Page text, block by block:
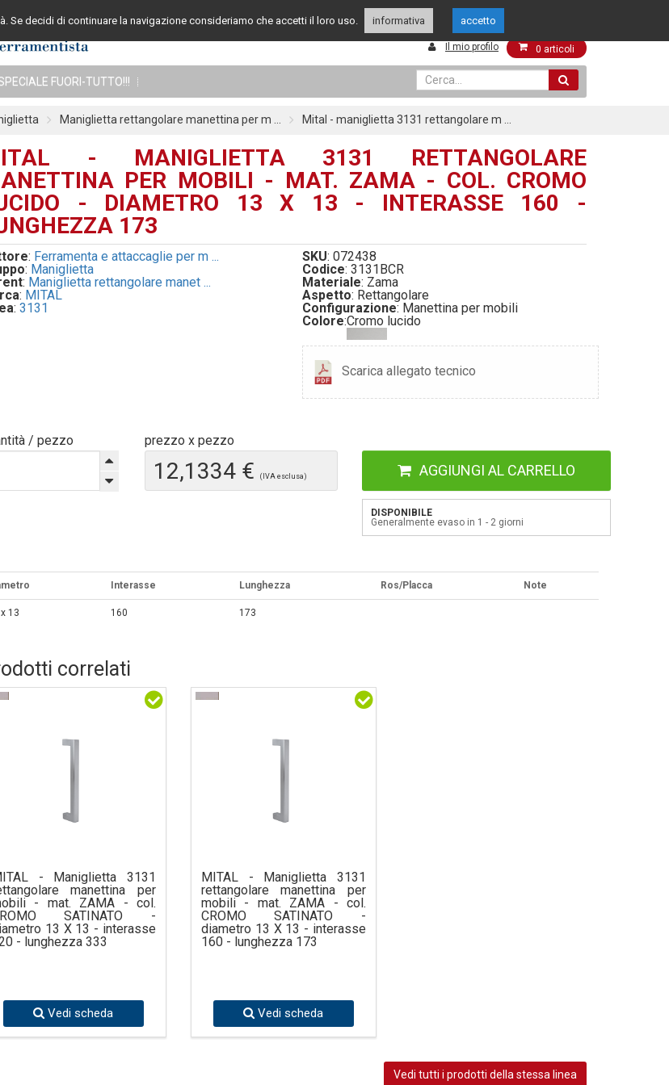
Assistenza clienti 049 8015108
349 4262144
FUORI-TUTTO!!!
Il mio profilo 0 articoli
Maniglietta rettangolare manettina per m ... Mital - maniglietta 3131 rettangolare m ...
- MANIGLIETTA 3131 RETTANGOLARE
PER MOBILI - MAT. ZAMA - COL. CROMO
- DIAMETRO 13 X 13 - INTERASSE 160 -
173
: Ferramenta e attaccaglie per m ...
: Maniglietta
: Maniglietta rettangolare manet ...
: MITAL
: 3131
SKU: 072438
Codice: 3131BCR
Materiale: Zama
Aspetto: Rettangolare
Configurazione: Manettina per mobili
Colore:Cromo lucido
Scarica allegato tecnico
/ pezzo prezzo x pezzo
12,1334 € (IVA esclusa) AGGIUNGI AL CARRELLO
DISPONIBILE
Generalmente evaso in 1 - 2 giorni
Interasse Lunghezza Ros/Placca Note
13 160 173
correlati
- Maniglietta 3131
manettina per
- mat. ZAMA - col.
SATINATO -
13 X 13 - interasse
- lunghezza 333
Vedi scheda
MITAL - Maniglietta 3131
rettangolare manettina per
mobili - mat. ZAMA - col.
CROMO SATINATO -
diametro 13 X 13 - interasse
160 - lunghezza 173
Vedi scheda
Vedi tutti i prodotti della stessa linea
Se decidi di continuare la navigazione consideriamo che accetti il loro uso. informativa accetto